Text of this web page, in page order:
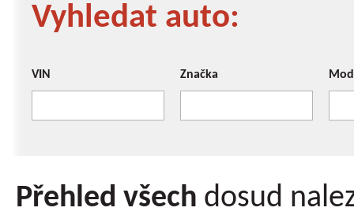
Vyhledat auto:
VIN Značka
Přehled všech dosud